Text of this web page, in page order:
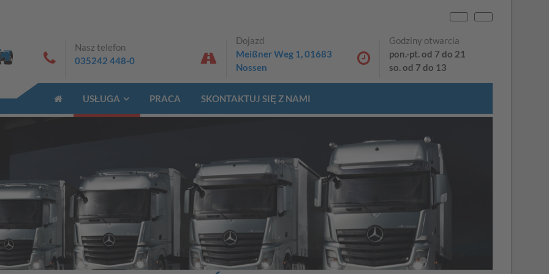
EN DE
Nasz telefon
035242 448-0
Dojazd
Meißner Weg 1, 01683
Nossen
Godziny otwarcia
pon.-pt. od 7 do 21
so. od 7 do 13
USŁUGA PRACA SKONTAKTUJ SIĘ Z NAMI